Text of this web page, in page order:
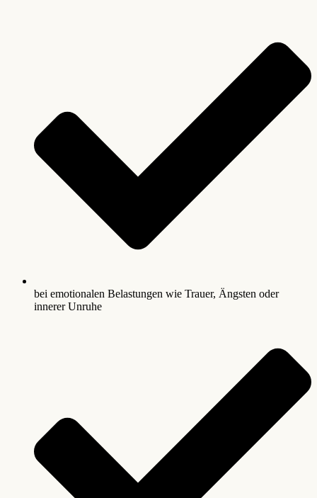
bei emotionalen Belastungen wie Trauer, Ängsten oder
innerer Unruhe